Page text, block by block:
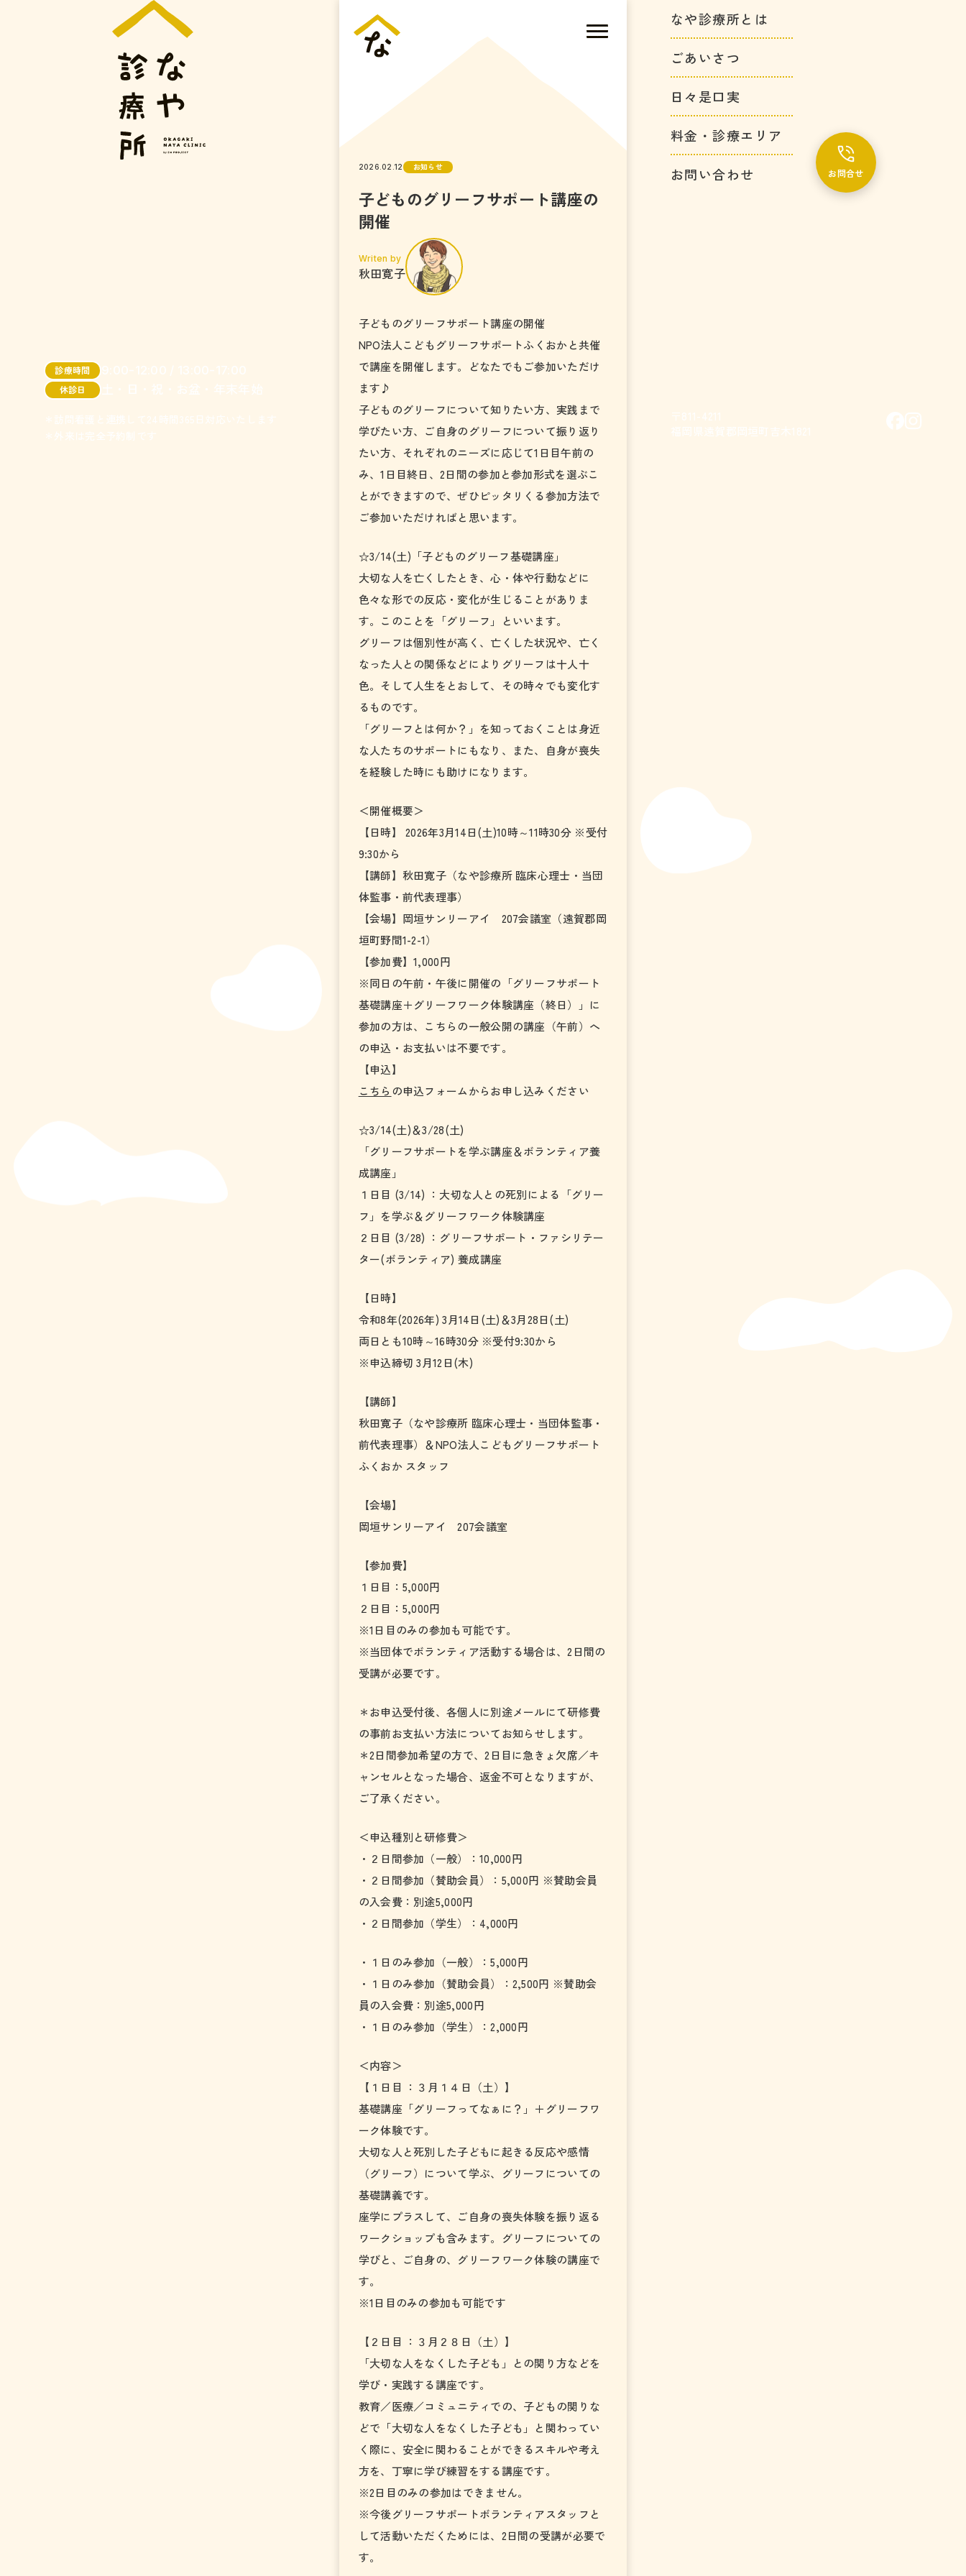
診療時間
休診日
2026.02.12 お知らせ
子どものグリーフサポート講座の
開催
Writen by
秋田寛子
子どものグリーフサポート講座の開催
NPO法人こどもグリーフサポートふくおかと共催
で講座を開催します。どなたでもご参加いただけ
ます♪
子どものグリーフについて知りたい方、実践まで
学びたい方、ご自身のグリーフについて振り返り
たい方、それぞれのニーズに応じて1日目午前の
み、1日目終日、2日間の参加と参加形式を選ぶこ
とができますので、ぜひピッタリくる参加方法で
ご参加いただければと思います。
☆3/14(土)「子どものグリーフ基礎講座」
大切な人を亡くしたとき、心・体や行動などに
色々な形での反応・変化が生じることがありま
す。このことを「グリーフ」といいます。
グリーフは個別性が高く、亡くした状況や、亡く
なった人との関係などによりグリーフは十人十
色。そして人生をとおして、その時々でも変化す
るものです。
「グリーフとは何か？」を知っておくことは身近
な人たちのサポートにもなり、また、自身が喪失
を経験した時にも助けになります。
＜開催概要＞
【日時】 2026年3月14日(土)10時～11時30分 ※受付
9:30から
【講師】秋田寛子（なや診療所 臨床心理士・当団
体監事・前代表理事）
【会場】岡垣サンリーアイ 207会議室（遠賀郡岡
垣町野間1-2-1）
【参加費】1,000円
※同日の午前・午後に開催の「グリーフサポート
基礎講座＋グリーフワーク体験講座（終日）」に
参加の方は、こちらの一般公開の講座（午前）へ
の申込・お支払いは不要です。
【申込】
こちら の申込フォームからお申し込みください
☆3/14(土)＆3/28(土)
「グリーフサポートを学ぶ講座＆ボランティア養
成講座」
１日目 (3/14) ：大切な人との死別による「グリー
フ」を学ぶ＆グリーフワーク体験講座
２日目 (3/28) ：グリーフサポート・ファシリテー
ター(ボランティア) 養成講座
【日時】
令和8年(2026年) 3月14日(土)＆3月28日(土)
両日とも10時～16時30分 ※受付9:30から
※申込締切 3月12日(木)
【講師】
秋田寛子（なや診療所 臨床心理士・当団体監事・
前代表理事）＆NPO法人こどもグリーフサポート
ふくおか スタッフ
【会場】
岡垣サンリーアイ 207会議室
【参加費】
１日目：5,000円
２日目：5,000円
※1日目のみの参加も可能です。
※当団体でボランティア活動する場合は、2日間の
受講が必要です。
＊お申込受付後、各個人に別途メールにて研修費
の事前お支払い方法についてお知らせします。
＊2日間参加希望の方で、2日目に急きょ欠席／キ
ャンセルとなった場合、返金不可となりますが、
ご了承ください。
＜申込種別と研修費＞
・２日間参加（一般）：10,000円
・２日間参加（賛助会員）：5,000円 ※賛助会員
の入会費：別途5,000円
・２日間参加（学生）：4,000円
・１日のみ参加（一般）：5,000円
・１日のみ参加（賛助会員）：2,500円 ※賛助会
員の入会費：別途5,000円
・１日のみ参加（学生）：2,000円
＜内容＞
【１日目 ：３月１４日（土）】
基礎講座「グリーフってなぁに？」＋グリーフワ
ーク体験です。
大切な人と死別した子どもに起きる反応や感情
（グリーフ）について学ぶ、グリーフについての
基礎講義です。
座学にプラスして、ご自身の喪失体験を振り返る
ワークショップも含みます。グリーフについての
学びと、ご自身の、グリーフワーク体験の講座で
す。
※1日目のみの参加も可能です
【２日目 ：３月２８日（土）】
「大切な人をなくした子ども」との関り方などを
学び・実践する講座です。
教育／医療／コミュニティでの、子どもの関りな
どで「大切な人をなくした子ども」と関わってい
く際に、安全に関わることができるスキルや考え
方を、丁寧に学び練習をする講座です。
※2日目のみの参加はできません。
※今後グリーフサポートボランティアスタッフと
して活動いただくためには、2日間の受講が必要で
す。
なや診療所とは
ごあいさつ
日々是口実
料金・診療エリア
お問い合わせ お問合せ